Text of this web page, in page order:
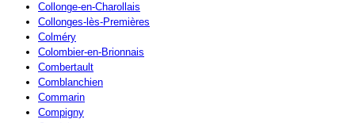
Collonge-en-Charollais
Collonges-lès-Premières
Colméry
Colombier-en-Brionnais
Combertault
Comblanchien
Commarin
Compigny